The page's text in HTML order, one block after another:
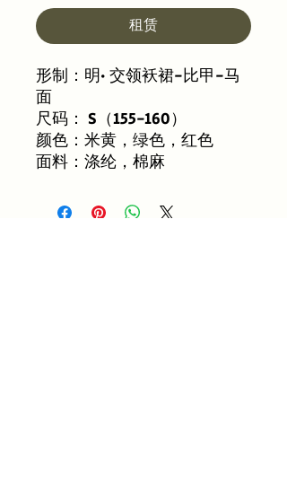
租赁
形制：明· 交领袄裙-比甲-马
面
尺码： S（155-160）
颜色：米黄，绿色，红色
面料：涤纶，棉麻